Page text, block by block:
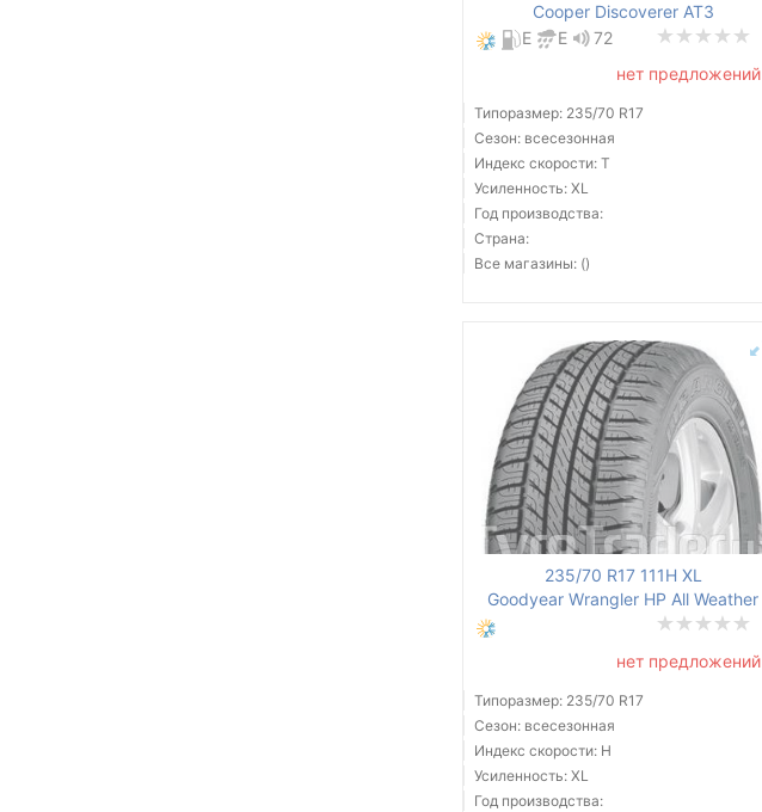
Cooper Discoverer AT3
E
E
72
нет предложений
Типоразмер: 235/70 R17
Сезон: всесезонная
Индекс скорости: T
Усиленность: XL
Год производства:
Страна:
Все магазины: ()
235/70 R17 111H XL
Goodyear Wrangler HP All Weather
нет предложений
Типоразмер: 235/70 R17
Сезон: всесезонная
Индекс скорости: H
Усиленность: XL
Год производства: